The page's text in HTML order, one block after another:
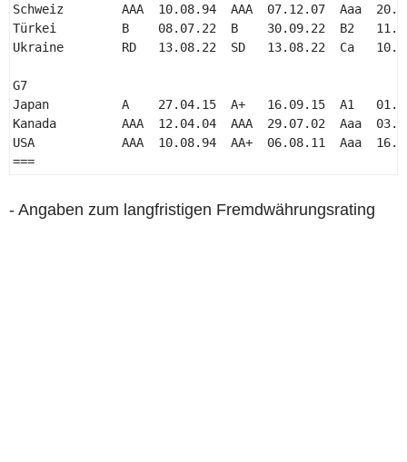
Schweiz        AAA  10.08.94  AAA  07.12.07  Aaa
Türkei         B    08.07.22  B    30.09.22  B2
Ukraine        RD   13.08.22  SD   13.08.22  Ca
G7
Japan          A    27.04.15  A+   16.09.15  A1
Kanada         AAA  12.04.04  AAA  29.07.02  Aaa
USA            AAA  10.08.94  AA+  06.08.11  Aaa
===
- Angaben zum langfristigen Fremdwährungsrating